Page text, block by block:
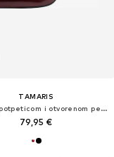
TAMARIS
Cipele s potpeticom i otvorenom petom
79,95 €